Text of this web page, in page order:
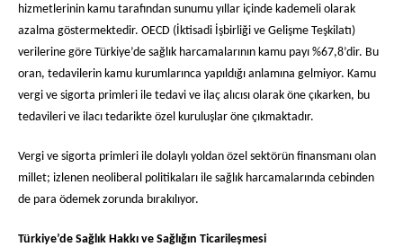
hizmetlerinin kamu tarafından sunumu yıllar içinde kademeli olarak
azalma göstermektedir. OECD (İktisadi İşbirliği ve Gelişme Teşkilatı)
verilerine göre Türkiye’de sağlık harcamalarının kamu payı %67,8’dir. Bu
oran, tedavilerin kamu kurumlarınca yapıldığı anlamına gelmiyor. Kamu
vergi ve sigorta primleri ile tedavi ve ilaç alıcısı olarak öne çıkarken, bu
tedavileri ve ilacı tedarikte özel kuruluşlar öne çıkmaktadır.
Vergi ve sigorta primleri ile dolaylı yoldan özel sektörün finansmanı olan
millet; izlenen neoliberal politikaları ile sağlık harcamalarında cebinden
de para ödemek zorunda bırakılıyor.
Türkiye’de Sağlık Hakkı ve Sağlığın Ticarileşmesi